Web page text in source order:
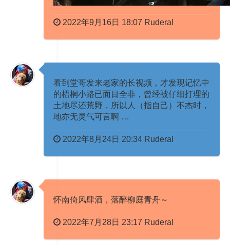
2022年9月16日 18:07 Ruderal
看到堂哥发来老家的长视频，才发现记忆中
的梧桐小路已面目全非，曾经被仔细打理的
土地尽还荒野，所以人（指自己）不杰时，
地亦无灵气可言啊 ​​… ​​​
2022年8月24日 20:34 Ruderal
怀南倚风肆酒，落醉柳庭青舟～ ​​​
2022年7月28日 23:17 Ruderal